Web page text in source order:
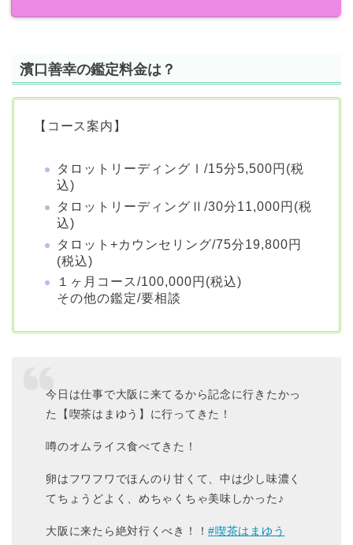
濱口善幸の鑑定料金は？
【コース案内】
タロットリーディングⅠ/15分5,500円(税
込)
タロットリーディングⅡ/30分11,000円(税
込)
タロット+カウンセリング/75分19,800円
(税込)
１ヶ月コース/100,000円(税込)
その他の鑑定/要相談
今日は仕事で大阪に来てるから記念に行きたかっ
た【喫茶はまゆう】に行ってきた！
噂のオムライス食べてきた！
卵はフワフワでほんのり甘くて、中は少し味濃く
てちょうどよく、めちゃくちゃ美味しかった♪
大阪に来たら絶対行くべき！！#喫茶はまゆう